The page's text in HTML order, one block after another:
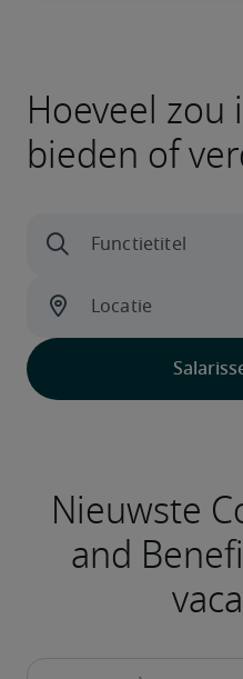
Hoeveel
bieden of